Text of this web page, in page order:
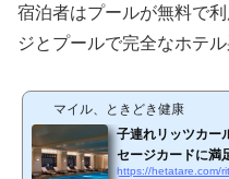
宿泊者はプールが無料で
ジとプールで完全なホテ
マイル、ときどき健康
子連れリッツカー
セージカードに満
https://hetatare.com/